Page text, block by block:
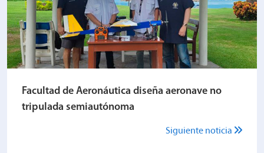
Facultad de Aeronáutica diseña aeronave no
tripulada semiautónoma
Siguiente noticia